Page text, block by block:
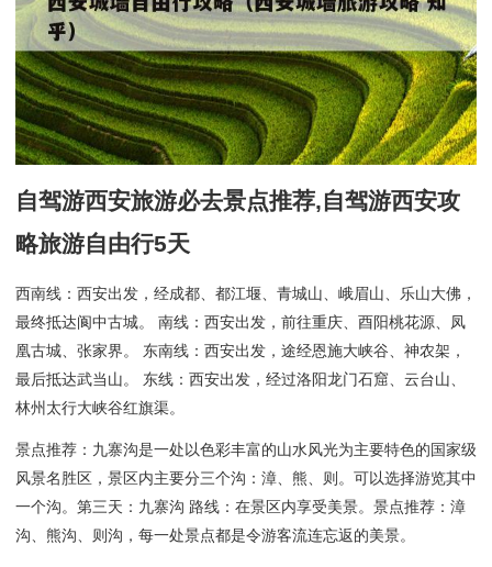
自驾游西安旅游必去景点推荐,自驾游西安攻
略旅游自由行5天
西南线：西安出发，经成都、都江堰、青城山、峨眉山、乐山大佛，
最终抵达阆中古城。 南线：西安出发，前往重庆、酉阳桃花源、凤
凰古城、张家界。 东南线：西安出发，途经恩施大峡谷、神农架，
最后抵达武当山。 东线：西安出发，经过洛阳龙门石窟、云台山、
林州太行大峡谷红旗渠。
景点推荐：九寨沟是一处以色彩丰富的山水风光为主要特色的国家级
风景名胜区，景区内主要分三个沟：漳、熊、则。可以选择游览其中
一个沟。第三天：九寨沟 路线：在景区内享受美景。景点推荐：漳
沟、熊沟、则沟，每一处景点都是令游客流连忘返的美景。